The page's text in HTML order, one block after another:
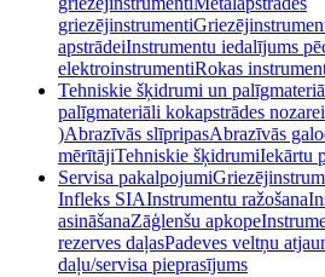
griezējinstrumenti
apstrādeiInstrumentu iedalījums
elektroinstrumentiRokas
Tehniskie šķidrumi un
palīgmateriāli kokapstrādes nozarei
)Abrazīvās slīpripasAbrazīvās
mērītājiTehniskie šķidrumiIekārtu
Servisa pakalpojumi
Infleks SIAInstrumentu ražošana
asināšanaZāģlenšu apkope
rezerves daļasPadeves veltņu
daļu/servisa pieprasījums